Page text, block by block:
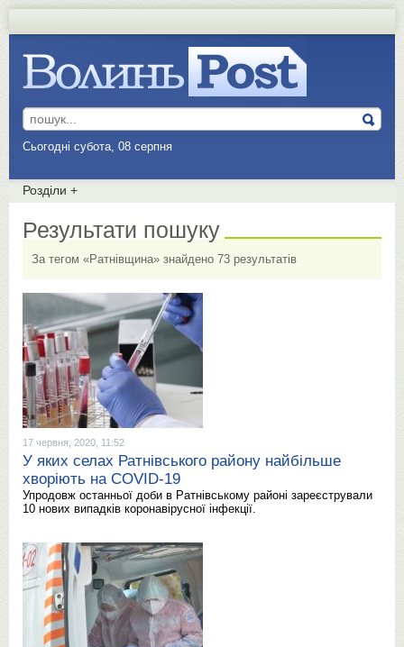
Сьогодні субота, 08 серпня
Розділи +
Результати пошуку
За тегом «Ратнівщина» знайдено 73 результатів
17 червня, 2020, 11:52
У яких селах Ратнівського району найбільше
хворіють на COVID-19
Упродовж останньої доби в Ратнівському районі зареєстрували
10 нових випадків коронавірусної інфекції.